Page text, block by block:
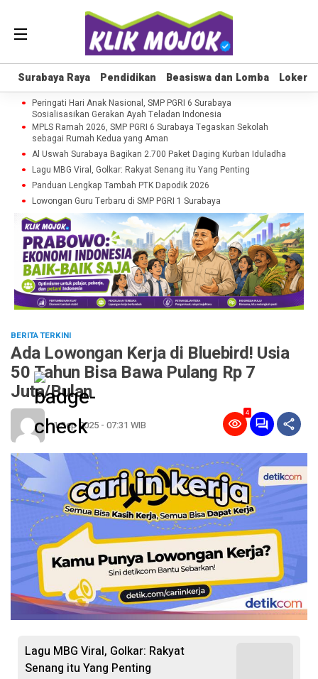
Surabaya Raya Pendidikan Beasiswa dan Lomba Loker
Surabaya Raya Pendidikan Beasiswa dan Lomba Loker
Peringati Hari Anak Nasional, SMP PGRI 6 Surabaya
Sosialisasikan Gerakan Ayah Teladan Indonesia
MPLS Ramah 2026, SMP PGRI 6 Surabaya Tegaskan Sekolah
sebagai Rumah Kedua yang Aman
Al Uswah Surabaya Bagikan 2.700 Paket Daging Kurban Iduladha
Lagu MBG Viral, Golkar: Rakyat Senang itu Yang Penting
Panduan Lengkap Tambah PTK Dapodik 2026
Lowongan Guru Terbaru di SMP PGRI 1 Surabaya
BERITA TERKINI
Ada Lowongan Kerja di Bluebird! Usia
50 Tahun Bisa Bawa Pulang Rp 7
Juta/Bulan
1 Sep 2025 - 07:31 WIB
4
Lagu MBG Viral, Golkar: Rakyat
Senang itu Yang Penting